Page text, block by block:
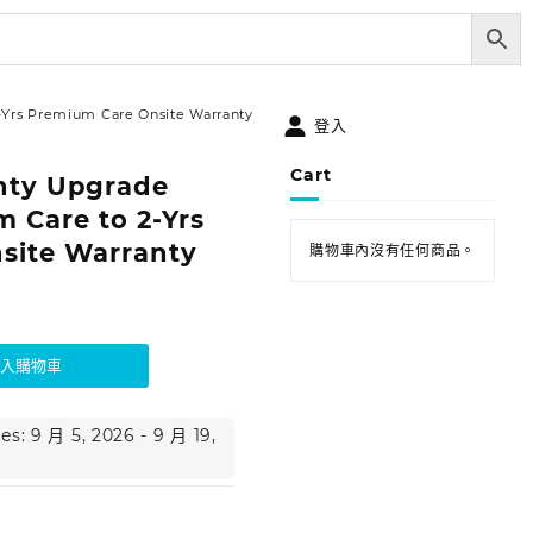
Premium Care Onsite Warranty
Upgrade
Care to 2-Yrs
Warranty
購物車
9 月 5, 2026 - 9 月 19,
登入
Cart
購物車內沒有任何商品。